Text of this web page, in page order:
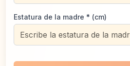
Estatura de la madre * (cm)